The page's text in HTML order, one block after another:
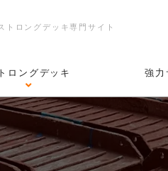
トロングデッキ専門サイト
ロングデッキ 強力